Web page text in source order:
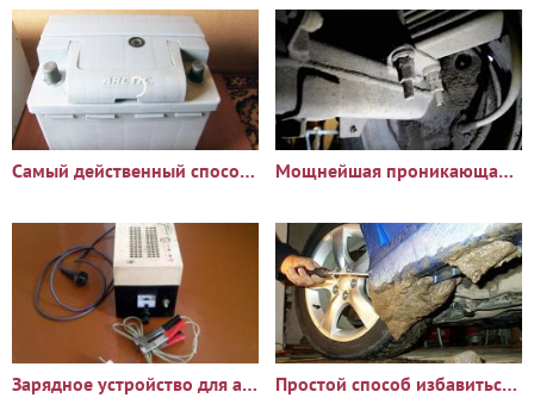
Самый действенный способ восстановления аккумулятора Мощнейшая проникающая смазка
Зарядное устройство для автомобильного аккумулятора Простой способ избавиться от налипания грязи на подкрылки и